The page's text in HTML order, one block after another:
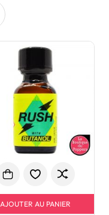
AJOUTER AU PANIER